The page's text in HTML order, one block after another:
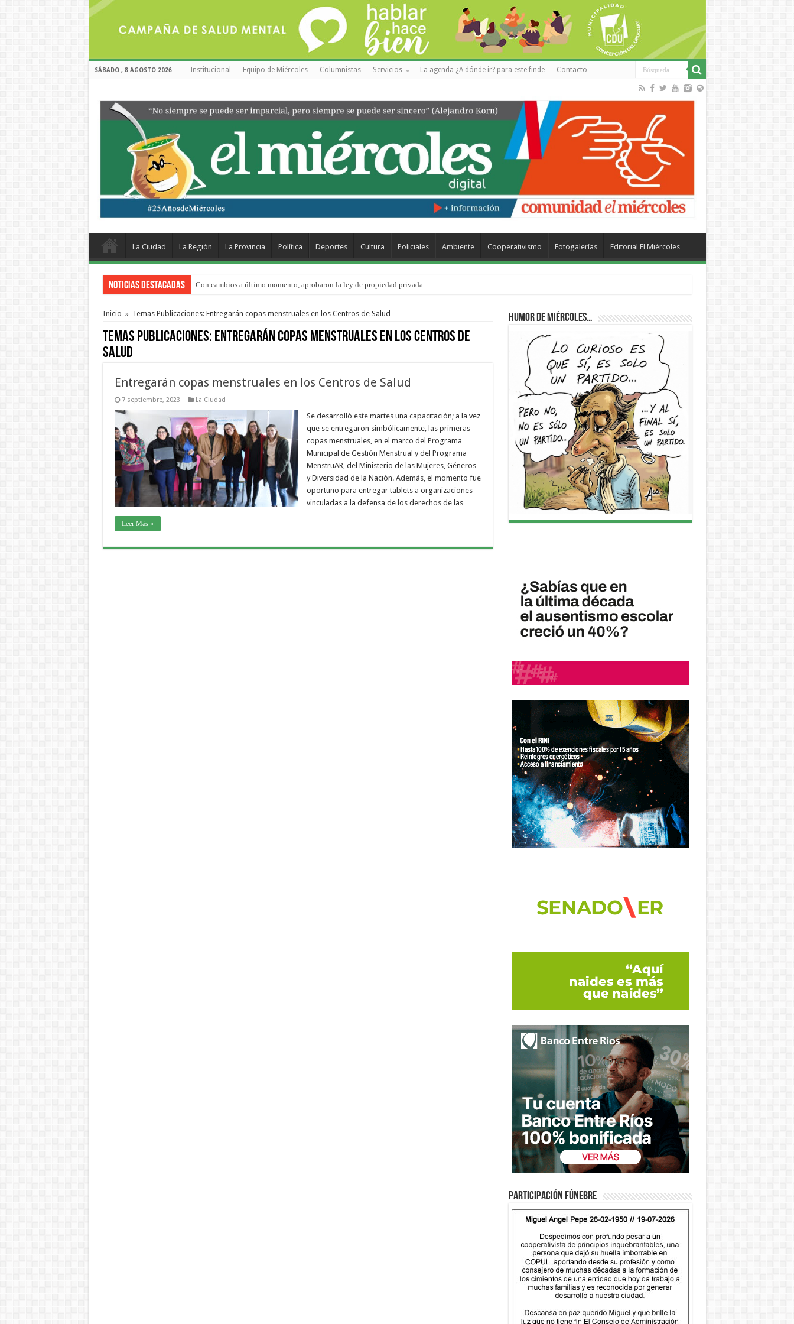
SÁBADO , 8 AGOSTO 2026 Institucional Equipo de Miércoles Columnistas Servicios La agenda ¿A dónde ir? para este finde Contacto
La Ciudad La Región La Provincia Política Deportes Cultura Policiales Ambiente Cooperativismo Fotogalerías Editorial El Miércoles
Noticias Destacadas Con cambios a último momento, aprobaron la ley de propiedad privada
Adopción en Entre Ríos: el 35% de los 90 niños, niñas y adolescentes que esperan una familia tiene CUD
Inicio » Temas Publicaciones: Entregarán copas menstruales en los Centros de Salud
Temas Publicaciones: Entregarán copas menstruales en los Centros de
Salud
Entregarán copas menstruales en los Centros de Salud
7 septiembre, 2023 La Ciudad
Se desarrolló este martes una capacitación; a la vez
que se entregaron simbólicamente, las primeras
copas menstruales, en el marco del Programa
Municipal de Gestión Menstrual y del Programa
MenstruAR, del Ministerio de las Mujeres, Géneros
y Diversidad de la Nación. Además, el momento fue
oportuno para entregar tablets a organizaciones
vinculadas a la defensa de los derechos de las …
Leer Más »
Humor de Miércoles…
Participación fúnebre